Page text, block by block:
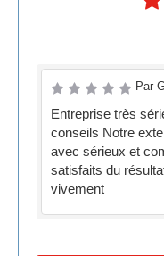
Par
Entreprise très
conseils Notre
avec sérieux et
satisfaits du
vivement